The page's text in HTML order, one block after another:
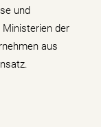
und
der
aus